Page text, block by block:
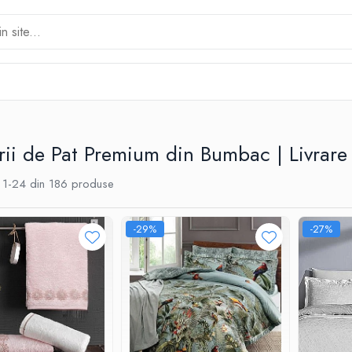
de Pat Premium din Bumbac |
1-24 din 186 produse
-29% -27%